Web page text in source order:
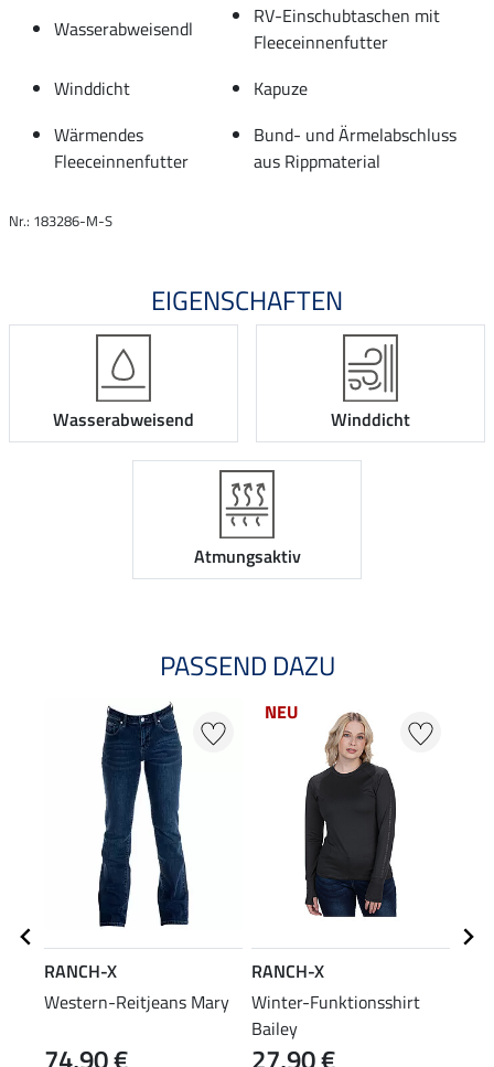
Wasserabweisendl
RV-Einschubtaschen mit
Fleeceinnenfutter
Winddicht
Kapuze
Wärmendes
Fleeceinnenfutter
Bund- und Ärmelabschluss
aus Rippmaterial
Nr.: 183286-M-S
EIGENSCHAFTEN
Wasserabweisend Winddicht
Atmungsaktiv
PASSEND DAZU
RANCH-X
Western-Reitjeans Mary
NEU
RANCH-X
Winter-Funktionsshirt
Bailey